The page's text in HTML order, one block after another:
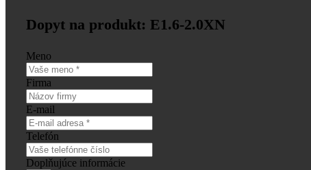
Dopyt na produkt: E1.6-2.0XN
Meno
Firma
E-mail
Telefón
Doplňujúce informácie